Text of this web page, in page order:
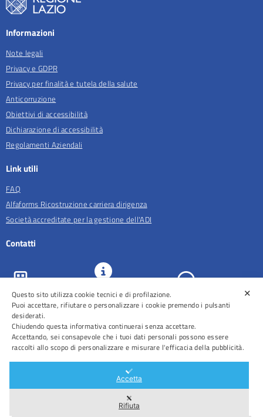
Informazioni
Note legali
Privacy e GDPR
Privacy per finalità e tutela della salute
Anticorruzione
Obiettivi di accessibilità
Dichiarazione di accessibilità
Regolamenti Aziendali
Link utili
FAQ
Alfaforms Ricostruzione carriera dirigenza
Società accreditate per la gestione dell'ADI
Contatti
ASL Roma 5
URP e
Comunicazione
Prenotazioni
✕
Questo sito utilizza cookie tecnici e di profilazione.
Puoi accettare, rifiutare o personalizzare i cookie premendo i pulsanti
desiderati.
Chiudendo questa informativa continuerai senza accettare.
Accettando, sei consapevole che i tuoi dati personali possono essere
raccolti allo scopo di personalizzare e misurare l'efficacia della pubblicità.
Accetta
Rifiuta